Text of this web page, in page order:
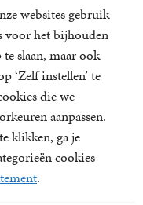
websites gebruik
voor het bijhouden
slaan, maar ook
‘Zelf instellen’ te
die we
aanpassen.
klikken, ga je
cookies
.
uur